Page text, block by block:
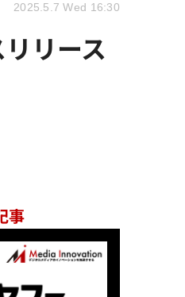
リース
2025.5.7 Wed 16:30
事